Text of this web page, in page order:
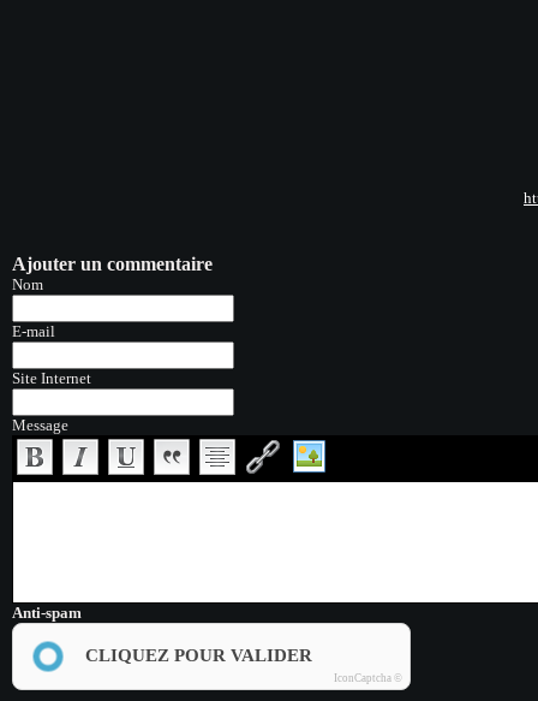
Ajouter un commentaire
Nom
E-mail
Site Internet
Message
Anti-spam
CLIQUEZ POUR VALIDER
IconCaptcha ©